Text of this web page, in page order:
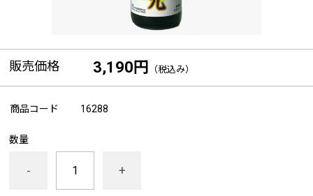
販売価格 3,190円 （税込み）
商品コード 16288
数量
- +